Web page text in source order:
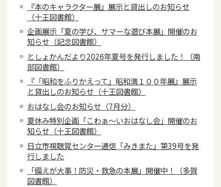
『本のキャラクター展』展示と貸出しのお知らせ
（十王図書館）
企画展示「夏の学び、サマーな遊び本展」開催のお
知らせ（記念図書館）
としょかんだより2026年夏号を発行しました！（南
部図書館）
『「昭和をふりかえって」昭和満１００年展』展示
と貸出しのお知らせ（十王図書館）
おはなし会のお知らせ（7月分）
夏休み特別企画「こわぁ～いおはなし会」開催のお
知らせ（十王図書館）
日立市視聴覚センター通信「みきまた」第39号を発
行しました
「備えが大事！防災・救急の本展」開催中！（多賀
図書館）